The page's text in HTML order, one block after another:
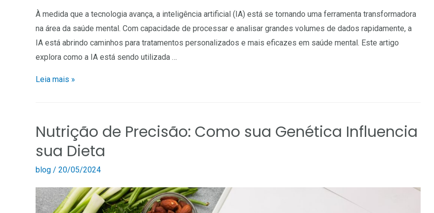
À medida que a tecnologia avança, a inteligência artificial (IA) está se tornando uma ferramenta transformadora
na área da saúde mental. Com capacidade de processar e analisar grandes volumes de dados rapidamente, a
IA está abrindo caminhos para tratamentos personalizados e mais eficazes em saúde mental. Este artigo
explora como a IA está sendo utilizada …
Leia mais »
Nutrição de Precisão: Como sua Genética Influencia
sua Dieta
blog / 20/05/2024